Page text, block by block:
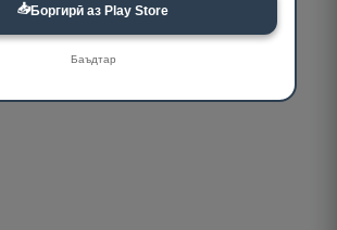
📥Боргирӣ аз Play Store
Баъдтар